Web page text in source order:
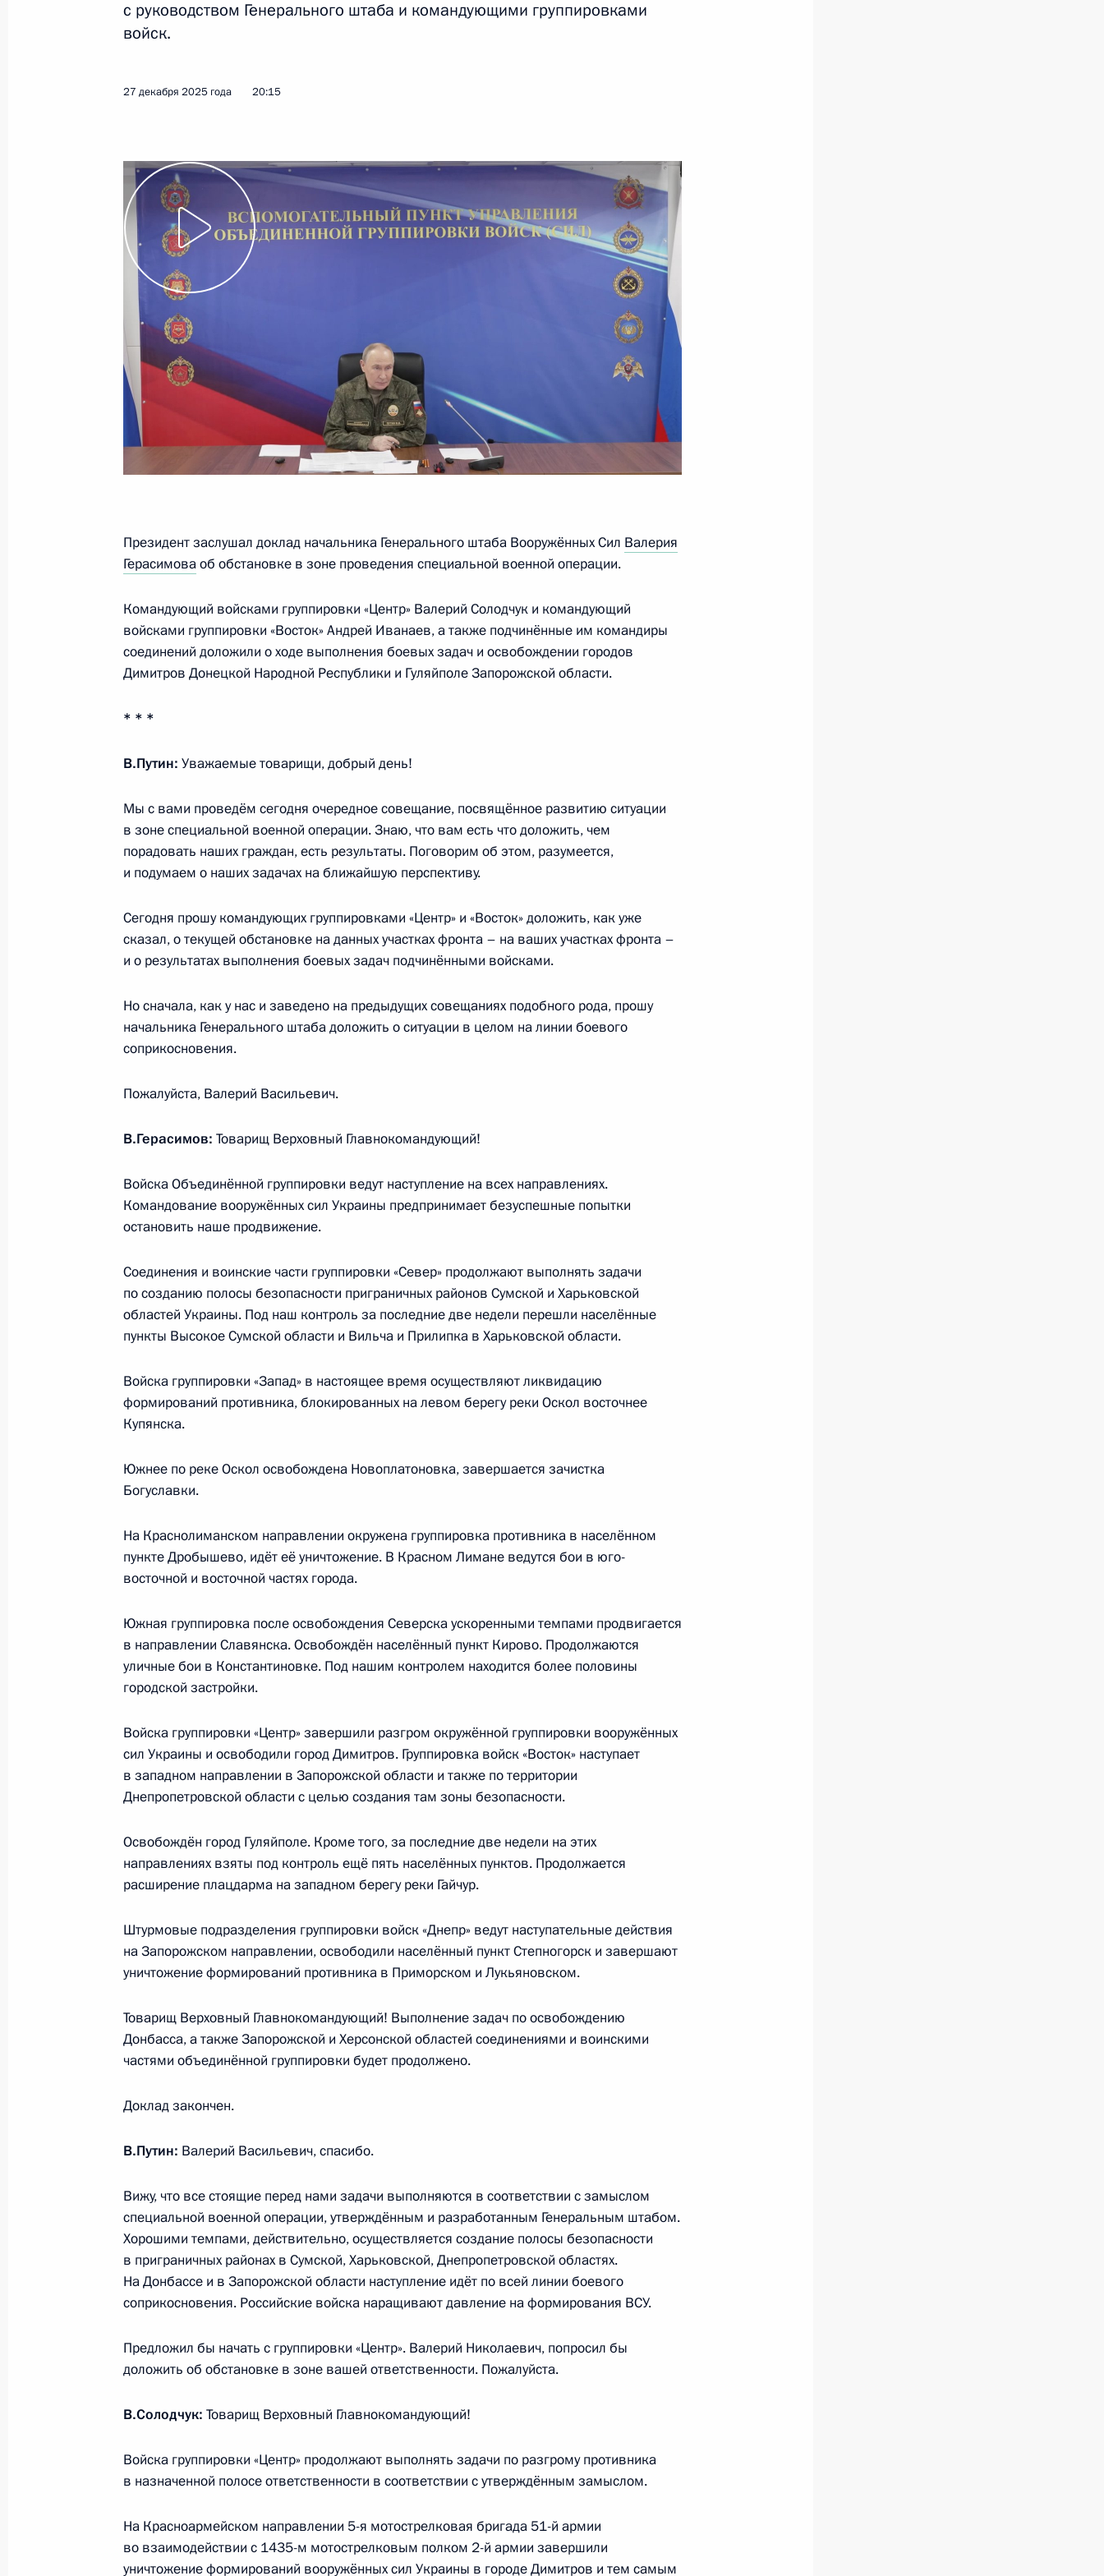
20 января 2026 года, 14:15 Москва, Кремль
19 января, понедельник
Совещание с постоянными членами Совета Безопасности
19 января 2026 года, 13:50
2
16 января, пятница
Совещание по вопросам развития автономных систем
16 января 2026 года, 21:10 Москва
Встреча с Заместителем Председателя Правительства Маратом
14 января 2026 года, 14:15 Москва, Кремль
12 января, понедельник
Денисом Мантуровым
12 января 2026 года, 13:10 Москва, Кремль
30 декабря 2025 года, вторник
Встреча с заместителем Министра обороны Анной Цивилевой
Совещание о ситуации в зоне специальной военной операции
Встреча с губернатором Московской области Андреем
Воробьёвым
29 декабря 2025 года, 14:00 Москва, Кремль
27 декабря 2025 года, суббота
войск
26 декабря 2025 года, пятница
Совещание с постоянными членами Совета Безопасности
26 декабря 2025 года, 20:20 Москва, Кремль
государственной программы вооружения на 2027–2036 годы
26 декабря 2025 года, 16:15 Москва, Кремль
25 декабря 2025 года, четверг
Заседание Государственного Совета
24 декабря 2025 года, среда
Встреча с членами Правительства
24 декабря 2025 года, 14:50 Москва, Дом Правительства
24 декабря 2025 года, 14:30 Москва
Встреча с Председателем Государственной Думы Вячеславом
Володиным
24 декабря 2025 года, 09:45 Москва, Кремль
4
23 декабря 2025 года, вторник
23 декабря 2025 года, 13:55 Москва, Кремль
16 декабря 2025 года, вторник
Рабочая встреча с главой Кабардино-Балкарской Республики
Казбеком Коковым
с руководством Генерального штаба и командующими группировками
войск.
27 декабря 2025 года 20:15
Президент заслушал доклад начальника Генерального штаба Вооружённых Сил Валерия
Герасимоваоб обстановке в зоне проведения специальной военной операции.
Командующий войсками группировки «Центр» Валерий Солодчук и командующий
войсками группировки «Восток» Андрей Иванаев, а также подчинённые им командиры
соединений доложили о ходе выполнения боевых задач и освобождении городов
Димитров Донецкой Народной Республики и Гуляйполе Запорожской области.
* * *
В.Путин: Уважаемые товарищи, добрый день!
Мы с вами проведём сегодня очередное совещание, посвящённое развитию ситуации
в зоне специальной военной операции. Знаю, что вам есть что доложить, чем
порадовать наших граждан, есть результаты. Поговорим об этом, разумеется,
и подумаем о наших задачах на ближайшую перспективу.
Сегодня прошу командующих группировками «Центр» и «Восток» доложить, как уже
сказал, о текущей обстановке на данных участках фронта – на ваших участках фронта –
и о результатах выполнения боевых задач подчинёнными войсками.
Но сначала, как у нас и заведено на предыдущих совещаниях подобного рода, прошу
начальника Генерального штаба доложить о ситуации в целом на линии боевого
соприкосновения.
Пожалуйста, Валерий Васильевич.
В.Герасимов: Товарищ Верховный Главнокомандующий!
Войска Объединённой группировки ведут наступление на всех направлениях.
Командование вооружённых сил Украины предпринимает безуспешные попытки
остановить наше продвижение.
Соединения и воинские части группировки «Север» продолжают выполнять задачи
по созданию полосы безопасности приграничных районов Сумской и Харьковской
областей Украины. Под наш контроль за последние две недели перешли населённые
пункты Высокое Сумской области и Вильча и Прилипка в Харьковской области.
Войска группировки «Запад» в настоящее время осуществляют ликвидацию
формирований противника, блокированных на левом берегу реки Оскол восточнее
Купянска.
Южнее по реке Оскол освобождена Новоплатоновка, завершается зачистка
Богуславки.
На Краснолиманском направлении окружена группировка противника в населённом
пункте Дробышево, идёт её уничтожение. В Красном Лимане ведутся бои в юго-
восточной и восточной частях города.
Южная группировка после освобождения Северска ускоренными темпами продвигается
в направлении Славянска. Освобождён населённый пункт Кирово. Продолжаются
уличные бои в Константиновке. Под нашим контролем находится более половины
городской застройки.
Войска группировки «Центр» завершили разгром окружённой группировки вооружённых
сил Украины и освободили город Димитров. Группировка войск «Восток» наступает
в западном направлении в Запорожской области и также по территории
Днепропетровской области с целью создания там зоны безопасности.
Освобождён город Гуляйполе. Кроме того, за последние две недели на этих
направлениях взяты под контроль ещё пять населённых пунктов. Продолжается
расширение плацдарма на западном берегу реки Гайчур.
Штурмовые подразделения группировки войск «Днепр» ведут наступательные действия
на Запорожском направлении, освободили населённый пункт Степногорск и завершают
уничтожение формирований противника в Приморском и Лукьяновском.
Товарищ Верховный Главнокомандующий! Выполнение задач по освобождению
Донбасса, а также Запорожской и Херсонской областей соединениями и воинскими
частями объединённой группировки будет продолжено.
Доклад закончен.
В.Путин: Валерий Васильевич, спасибо.
Вижу, что все стоящие перед нами задачи выполняются в соответствии с замыслом
специальной военной операции, утверждённым и разработанным Генеральным штабом.
Хорошими темпами, действительно, осуществляется создание полосы безопасности
в приграничных районах в Сумской, Харьковской, Днепропетровской областях.
На Донбассе и в Запорожской области наступление идёт по всей линии боевого
соприкосновения. Российские войска наращивают давление на формирования ВСУ.
Предложил бы начать с группировки «Центр». Валерий Николаевич, попросил бы
доложить об обстановке в зоне вашей ответственности. Пожалуйста.
В.Солодчук: Товарищ Верховный Главнокомандующий!
Войска группировки «Центр» продолжают выполнять задачи по разгрому противника
в назначенной полосе ответственности в соответствии с утверждённым замыслом.
На Красноармейском направлении 5-я мотострелковая бригада 51-й армии
во взаимодействии с 1435-м мотострелковым полком 2-й армии завершили
уничтожение формирований вооружённых сил Украины в городе Димитров и тем самым